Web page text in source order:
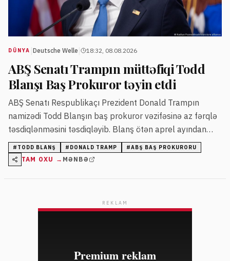
DÜNYA Deutsche Welle 18:32, 08.08.2026
ABŞ Senatı Trampın müttəfiqi Todd
Blanşı Baş Prokuror təyin etdi
ABŞ Senatı Respublikaçı Prezident Donald Trampın
namizədi Todd Blanşın baş prokuror vəzifəsinə az fərqlə
təsdiqlənməsini təsdiqləyib. Blanş ötən aprel ayından
müvəqqəti olaraq səlahiyyətlərini icra edib və bundan
əvvəl Trampın şəxsi müdafiəçisi olub.
# TODD BLANŞ # DONALD TRAMP #ABŞ BAŞ PROKURORU
TAM OXU → MƏNBƏ
REKLAM